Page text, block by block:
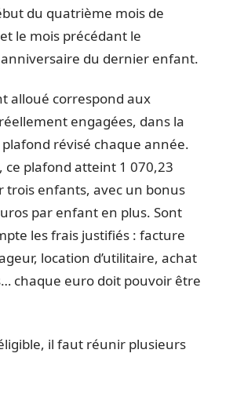
du quatrième mois de
le mois précédant le
du dernier enfant.
alloué correspond aux
engagées, dans la
plafond révisé chaque année.
ce plafond atteint 1 070,23
trois enfants, avec un bonus
par enfant en plus. Sont
les frais justifiés : facture
location d’utilitaire, achat
chaque euro doit pouvoir être
il faut réunir plusieurs